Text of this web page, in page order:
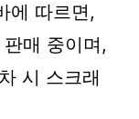
에 따르면,
매 중이며,
시 스크래